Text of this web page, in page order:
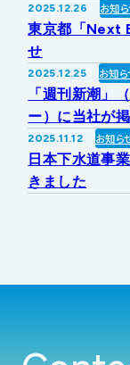
2025.12.26 お知
東京都「Next
せ
2025.12.25 お知ら
「週刊新潮」
ー）に当社が
2025.11.12 お知ら
日本下水道事
きました